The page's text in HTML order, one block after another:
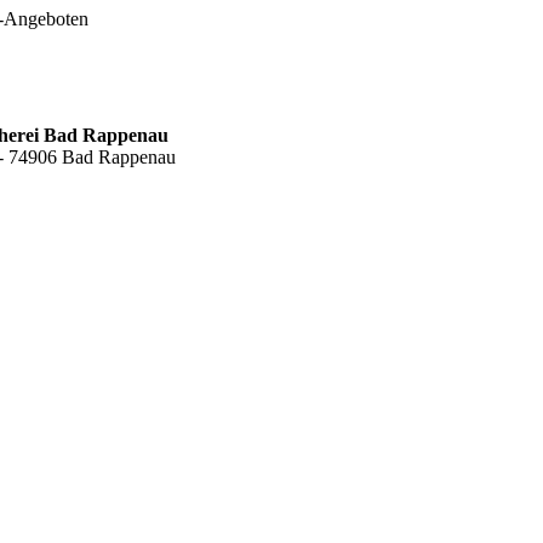
Bad Rappenau
74906 Bad Rappenau